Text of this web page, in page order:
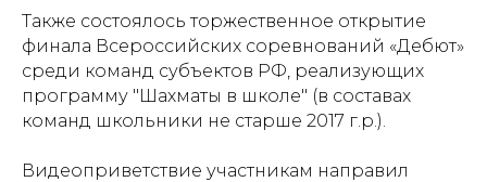
Также состоялось торжественное открытие
финала Всероссийских соревнований «Дебют»
среди команд субъектов РФ, реализующих
программу "Шахматы в школе" (в составах
команд школьники не старше 2017 г.р.).
Видеоприветствие участникам направил